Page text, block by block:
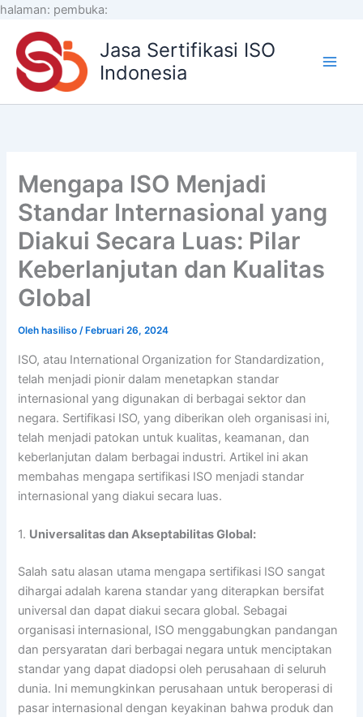
halaman: pembuka:
konten
Jasa Sertifikasi ISO
Indonesia
Mengapa ISO Menjadi
Standar Internasional yang
Diakui Secara Luas: Pilar
Keberlanjutan dan Kualitas
Global
Oleh hasiliso/ Februari 26, 2024
ISO, atau International Organization for Standardization,
telah menjadi pionir dalam menetapkan standar
internasional yang digunakan di berbagai sektor dan
negara. Sertifikasi ISO, yang diberikan oleh organisasi ini,
telah menjadi patokan untuk kualitas, keamanan, dan
keberlanjutan dalam berbagai industri. Artikel ini akan
membahas mengapa sertifikasi ISO menjadi standar
internasional yang diakui secara luas.
1. Universalitas dan Akseptabilitas Global:
Salah satu alasan utama mengapa sertifikasi ISO sangat
dihargai adalah karena standar yang diterapkan bersifat
universal dan dapat diakui secara global. Sebagai
organisasi internasional, ISO menggabungkan pandangan
dan persyaratan dari berbagai negara untuk menciptakan
standar yang dapat diadopsi oleh perusahaan di seluruh
dunia. Ini memungkinkan perusahaan untuk beroperasi di
pasar internasional dengan keyakinan bahwa produk dan